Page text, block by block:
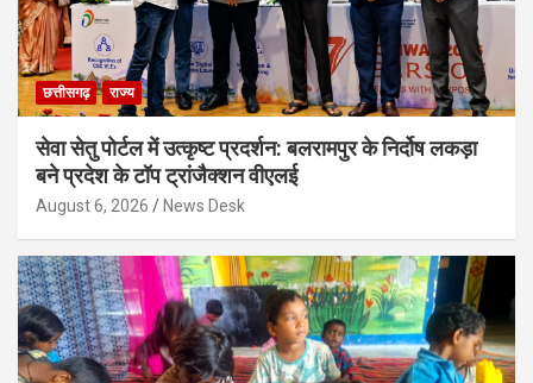
छत्तीसगढ़ राज्य
सेवा सेतु पोर्टल में उत्कृष्ट प्रदर्शन: बलरामपुर के निर्दोष लकड़ा
बने प्रदेश के टॉप ट्रांजैक्शन वीएलई
August 6, 2026 News Desk